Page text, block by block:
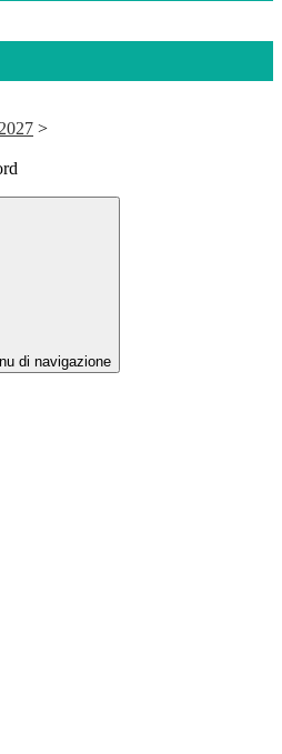
>
di navigazione